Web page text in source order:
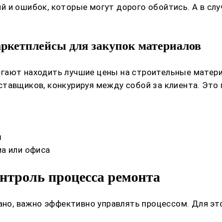
и ошибок, которые могут дорого обойтись. А в
для закупок материалов
находить лучшие цены на строительные
конкурируя между собой за клиента.
или офиса
процесса ремонта
важно эффективно управлять процессом. Для